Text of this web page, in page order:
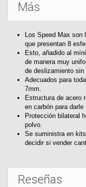
Más
Los Speed Max son
que presentan 8
Esto, añadido al
de manera muy
de deslizamiento sin
Adecuados para
7mm.
Estructura de acero
en carbón para
Protección bilateral
polvo.
Se suministra en
decidir si vender
Reseñas